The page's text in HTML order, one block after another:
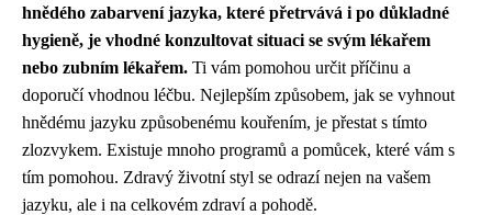
hnědého zabarvení jazyka, které přetrvává i po důkladné
hygieně, je vhodné konzultovat situaci se svým lékařem
nebo zubním lékařem. Ti vám pomohou určit příčinu a
doporučí vhodnou léčbu. Nejlepším způsobem, jak se vyhnout
hnědému jazyku způsobenému kouřením, je přestat s tímto
zlozvykem. Existuje mnoho programů a pomůcek, které vám s
tím pomohou. Zdravý životní styl se odrazí nejen na vašem
jazyku, ale i na celkovém zdraví a pohodě.